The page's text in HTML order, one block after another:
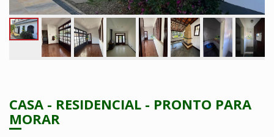
CASA - RESIDENCIAL - PRONTO PARA
MORAR